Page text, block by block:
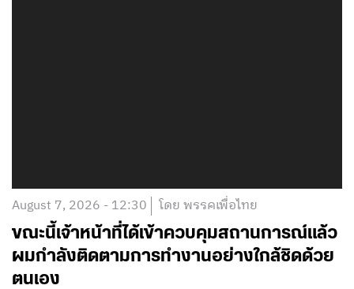
August 7, 2026 - 12:30 โดย พรรคเพื่อไทย
ขณะนี้เจ้าหน้าที่ได้เข้าควบคุมสถานการณ์แล้ว
ผมกำลังติดตามการทำงานอย่างใกล้ชิดด้วย
ตนเอง